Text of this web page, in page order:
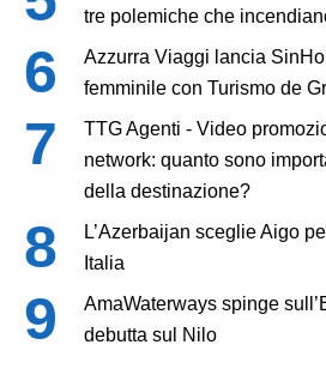
tre polemiche che
Azzurra Viaggi lancia
femminile con Turismo de
TTG Agenti - Video
network: quanto sono
della destinazione?
L’Azerbaijan sceglie Aigo
Italia
AmaWaterways spinge
debutta sul Nilo